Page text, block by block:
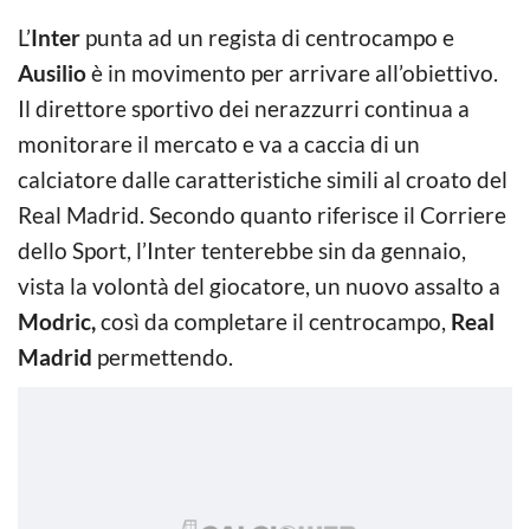
L’Inter punta ad un regista di centrocampo e
Ausilioè in movimento per arrivare all’obiettivo.
Il direttore sportivo dei nerazzurri continua a
monitorare il mercato e va a caccia di un
calciatore dalle caratteristiche simili al croato del
Real Madrid. Secondo quanto riferisce il Corriere
dello Sport, l’Inter tenterebbe sin da gennaio,
vista la volontà del giocatore, un nuovo assalto a
Modric,così da completare il centrocampo, Real
Madrid permettendo.